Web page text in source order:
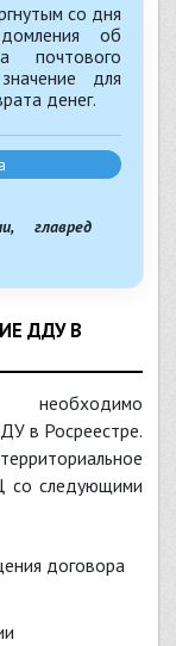
со дня
об
почтового
для
денег.
главред
ДДУ В
необходимо
в Росреестре.
со следующими
договора